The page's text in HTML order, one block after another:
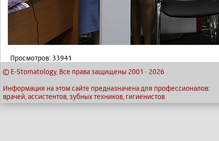
Просмотров: 33941
© E-Stomatology, Все права защищены 2001 - 2026
Информация на этом сайте предназначена для профессионалов:
врачей, ассистентов, зубных техников, гигиенистов